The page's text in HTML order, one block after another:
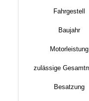
Fahrgestell
Baujahr
Motorleistung
zulässige
Besatzung